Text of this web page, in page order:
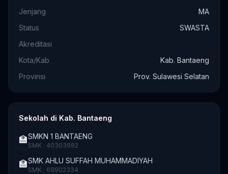
Jenjang
MA
Status
SWASTA
Akreditasi
Kota/Kab
Kab. Bantaeng
Provinsi
Prov. Sulawesi Selatan
Sekolah di Kab. Bantaeng
🏫SMKN 1 BANTAENG
SMK · 40303982
🏫SMK AHLU SUFFAH MUHAMMADIYAH
SMK · 69902334